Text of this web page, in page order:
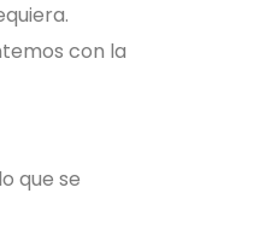
con la
que se